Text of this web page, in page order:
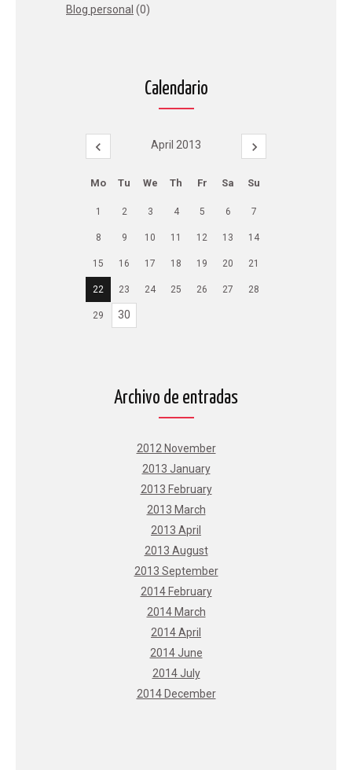
Blog personal (0)
Calendario
April 2013
Mo Tu We Th Fr Sa Su
1 2 3 4 5 6 7
8 9 10 11 12 13 14
15 16 17 18 19 20 21
22 23 24 25 26 27 28
29 30
Archivo de entradas
2012 November
2013 January
2013 February
2013 March
2013 April
2013 August
2013 September
2014 February
2014 March
2014 April
2014 June
2014 July
2014 December